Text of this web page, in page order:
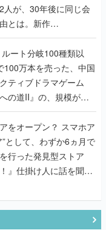
に訊く開発秘話
ート分岐100種類以
万本を売った、中国
ティブドラマゲーム
の道II』の、規模が違
ューサーに聞いた
ープン？ スマホア
として、わずか6ヵ月で
行った発見型ストア
』仕掛け人に話を聞い
つの奇跡だった──膨大
『テイルズ オブ ジ ア